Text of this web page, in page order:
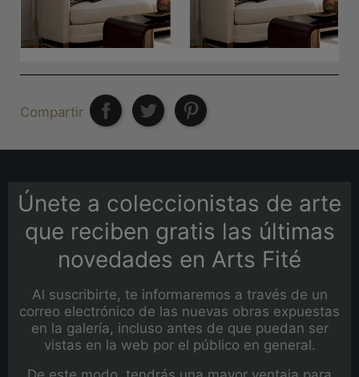
Compartir
Únete a coleccionistas de arte
que reciben gratis las últimas
novedades en Arts Fité
Al suscribirte, te informaremos a través de un
correo electrónico de las nuevas obras expuestas
en la galería, incluso antes de que puedan ser
vistas en la web por el público en general.